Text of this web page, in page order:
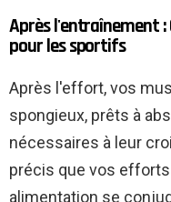
Après l'entraînement
pour les sportifs
Après l'effort, vos
spongieux, prêts à
nécessaires à leur
précis que vos
alimentation se